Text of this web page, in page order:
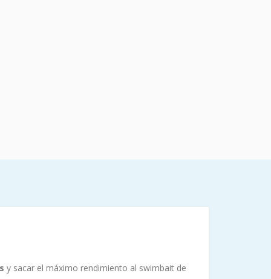
y sacar el máximo rendimiento al swimbait de